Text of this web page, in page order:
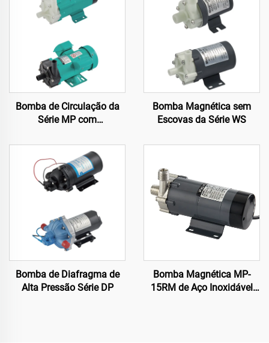
Bomba de Circulação da
Série MP com
Bomba Magnética sem
Escovas da Série WS
Bomba de Diafragma de
Alta Pressão Série DP
Bomba Magnética MP-
15RM de Aço Inoxidável